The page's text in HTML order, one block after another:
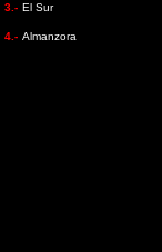
3.- El Sur
4.- Almanzora